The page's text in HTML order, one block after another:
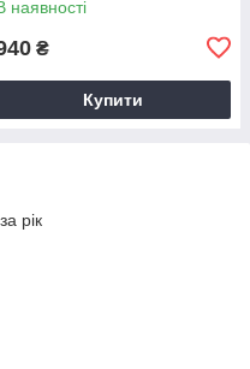
наявності
₴
Купити
рік